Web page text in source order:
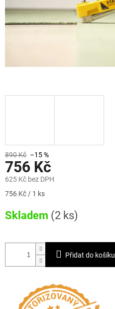
890 Kč –15 %
756 Kč
625 Kč bez DPH
Měrná
756 Kč / 1 ks
Skladem (2 ks)
Přidat do košíku